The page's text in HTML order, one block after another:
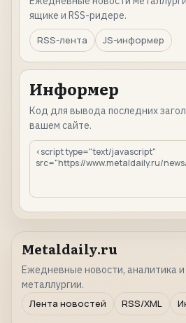
ящике и RSS-ридере.
RSS-лента
JS-информер
Информер
Код для вывода последних
вашем сайте.
Metaldaily.ru
Ежедневные новости, аналитика и
металлургии.
Лента новостей
RSS/XML